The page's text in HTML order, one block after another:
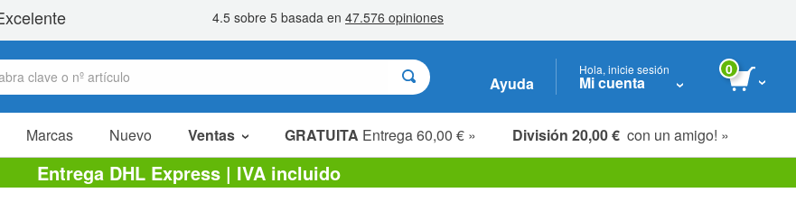
Ayuda
Hola, inicie sesión
Mi cuenta
0
Marcas Nuevo Ventas GRATUITA Entrega 60,00 € » División 20,00 € con un amigo! »
Artículos en oferta
Packs Ahorro
Entrega DHL Express | IVA incluido